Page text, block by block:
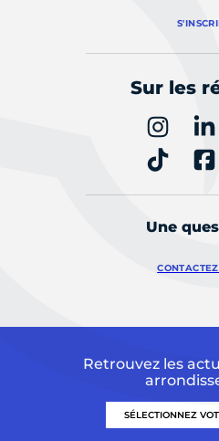
Sur les
Une
Retrouvez les